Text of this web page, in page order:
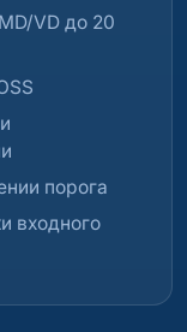
VD до 20
порога
входного